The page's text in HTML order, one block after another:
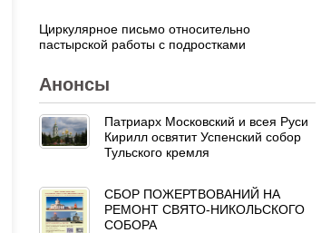
Циркулярное письмо относительно
пастырской работы с подростками
Анонсы
Патриарх Московский и всея Руси
Кирилл освятит Успенский собор
Тульского кремля
СБОР ПОЖЕРТВОВАНИЙ НА
РЕМОНТ СВЯТО-НИКОЛЬСКОГО
СОБОРА